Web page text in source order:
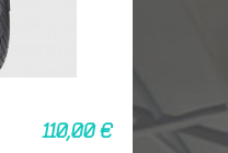
110,00 €